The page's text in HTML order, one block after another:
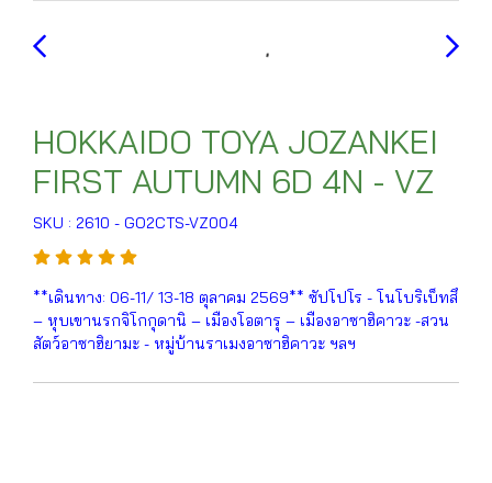
HOKKAIDO TOYA JOZANKEI
FIRST AUTUMN 6D 4N - VZ
SKU : 2610 - GO2CTS-VZ004
**เดินทาง: 06-11/ 13-18 ตุลาคม 2569** ซัปโปโร - โนโบริเบ็ทสึ
– หุบเขานรกจิโกกุดานิ – เมืองโอตารุ – เมืองอาซาฮิคาวะ -สวน
สัตว์อาซาฮิยามะ - หมู่บ้านราเมงอาซาฮิคาวะ ฯลฯ